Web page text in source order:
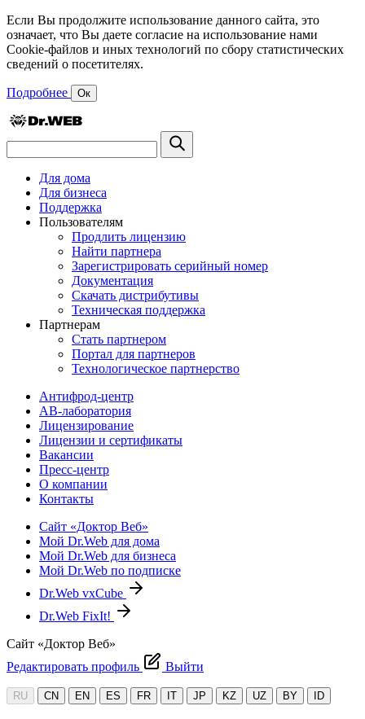
Если Вы продолжите использование данного сайта, это
означает, что Вы даете согласие на использование нами
Cookie-файлов и иных технологий по сбору статистических
сведений о посетителях.
Подробнее Ок
Для дома
Для бизнеса
Поддержка
Пользователям
Продлить лицензию
Найти партнера
Зарегистрировать серийный номер
Документация
Скачать дистрибутивы
Техническая поддержка
Партнерам
Стать партнером
Портал для партнеров
Технологическое партнерство
Антифрод-центр
АВ-лаборатория
Лицензирование
Лицензии и сертификаты
Вакансии
Пресс-центр
О компании
Контакты
Сайт «Доктор Веб»
Мой Dr.Web для дома
Мой Dr.Web для бизнеса
Мой Dr.Web по подписке
Dr.Web vxCube
Dr.Web FixIt!
Сайт «Доктор Веб»
Редактировать профиль
Выйти
RU CN EN ES FR IT JP KZ UZ BY ID